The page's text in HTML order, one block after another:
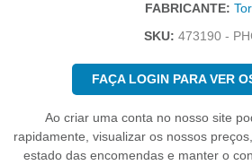
FABRICANTE:
SKU: 473190 -
FAÇA LOGIN PARA VER
Ao criar uma conta no nosso site
rapidamente, visualizar os nossos
estado das encomendas e manter o